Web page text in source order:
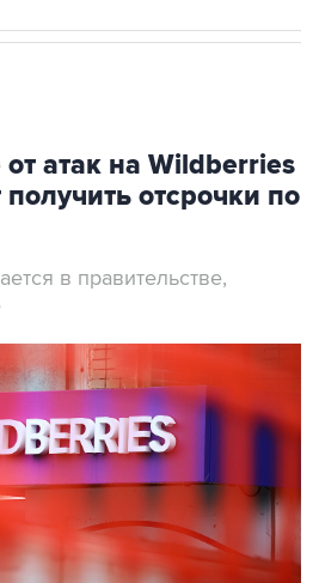
атак на Wildberries
отсрочки по
в правительстве,